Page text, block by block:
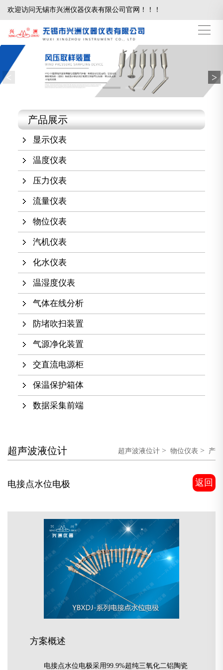
欢迎访问无锡市兴洲仪器仪表有限公司官网！！！
< >
产品展示
显示仪表
温度仪表
压力仪表
流量仪表
物位仪表
汽机仪表
化水仪表
温湿度仪表
气体在线分析
防堵吹扫装置
气源净化装置
交直流电源柜
保温保护箱体
数据采集前端
超声波液位计 超声波液位计 > 物位仪表 > 产
电接点水位电极 返回
方案概述
电接点水位电极采用99.9%超纯三氧化二铝陶瓷